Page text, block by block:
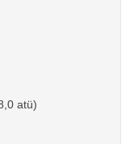
atü)